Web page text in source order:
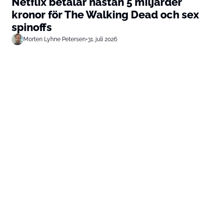
kronor för The Walking Dead och sex
spinoffs
Morten Lyhne Petersen•31. juli 2026